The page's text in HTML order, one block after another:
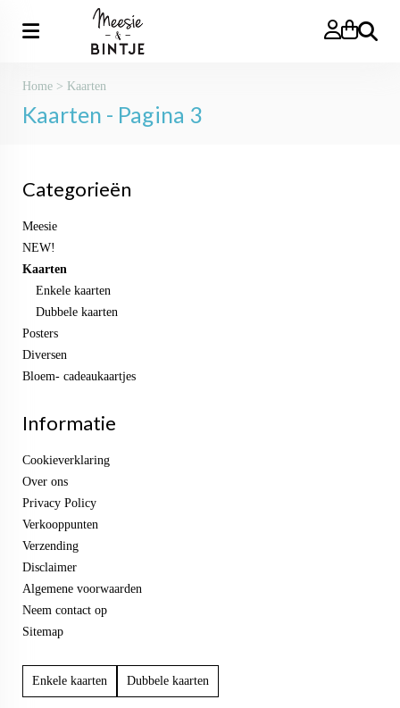
Zoeken
Home > Kaarten
Kaarten - Pagina 3
Categorieën
Meesie
NEW!
Kaarten
Enkele kaarten
Dubbele kaarten
Posters
Diversen
Bloem- cadeaukaartjes
Informatie
Cookieverklaring
Over ons
Privacy Policy
Verkooppunten
Verzending
Disclaimer
Algemene voorwaarden
Neem contact op
Sitemap
Enkele kaarten Dubbele kaarten